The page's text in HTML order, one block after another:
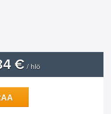
€ / hlö